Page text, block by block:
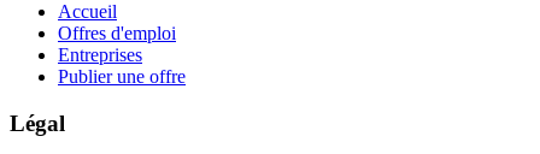
Accueil
Offres d'emploi
Entreprises
Publier une offre
Légal